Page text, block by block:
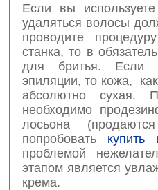
Если вы
удаляться волосы
проводите
станка, то в
для бритья. Если
эпиляции, то кожа,
абсолютно сухая.
необходимо
лосьона
попробовать купить
проблемой
этапом является
крема.